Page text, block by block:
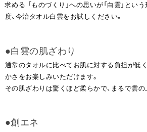
求める 「ものづくり」への思いが「白雲」とい
度、今治タオル白雲をお試しください。
●白雲の肌ざわり
通常のタオルに比べてお肌に対する負担が低く
かさをお楽しみいただけます。
その肌ざわりは驚くほど柔らかで、まるで雲の
●創エネ